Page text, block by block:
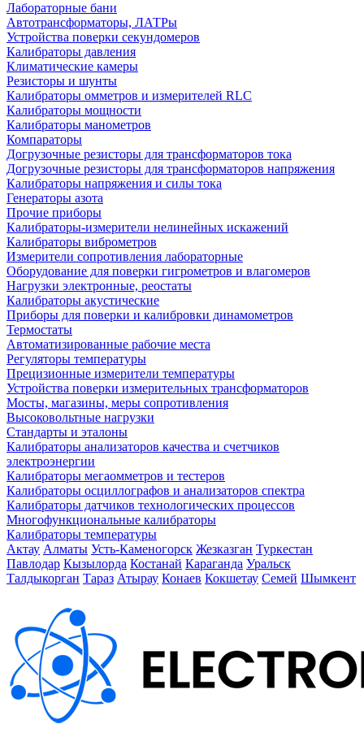
Лабораторные бани
Автотрансформаторы, ЛАТРы
Устройства поверки секундомеров
Калибраторы давления
Климатические камеры
Резисторы и шунты
Калибраторы омметров и измерителей RLC
Калибраторы мощности
Калибраторы манометров
Компараторы
Догрузочные резисторы для трансформаторов тока
Догрузочные резисторы для трансформаторов напряжения
Калибраторы напряжения и силы тока
Генераторы азота
Прочие приборы
Калибраторы-измерители нелинейных искажений
Калибраторы виброметров
Измерители сопротивления лабораторные
Оборудование для поверки гигрометров и влагомеров
Нагрузки электронные, реостаты
Калибраторы акустические
Приборы для поверки и калибровки динамометров
Термостаты
Автоматизированные рабочие места
Регуляторы температуры
Прецизионные измерители температуры
Устройства поверки измерительных трансформаторов
Мосты, магазины, меры сопротивления
Высоковольтные нагрузки
Стандарты и эталоны
Калибраторы анализаторов качества и счетчиков
электроэнергии
Калибраторы мегаомметров и тестеров
Калибраторы осциллографов и анализаторов спектра
Калибраторы датчиков технологических процессов
Многофункциональные калибраторы
Калибраторы температуры
Актау Алматы Усть-Каменогорск Жезказган Туркестан
Павлодар Кызылорда Костанай Караганда Уральск
Талдыкорган Тараз Атырау Конаев Кокшетау Семей Шымкент